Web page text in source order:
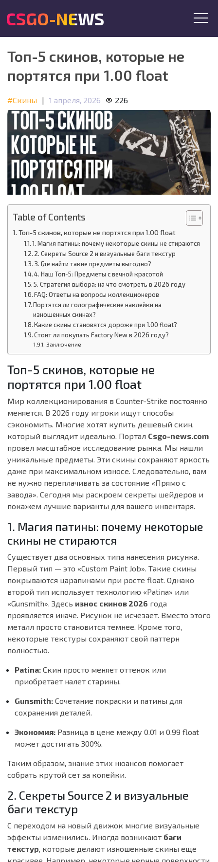
CSGO-NEWS
Топ-5 скинов, которые не
портятся при 1.00 float
#Скины | 1 апреля, 2026 226
Table of Contents
Топ-5 скинов, которые не портятся при 1.00 float
1. Магия патины: почему некоторые скины не стираются
2. Секреты Source 2 и визуальные баги текстур
3. Где найти такие предметы выгодно?
4. Наш Топ-5: Предметы с вечной красотой
5. Стратегия выбора: на что смотреть в 2026 году
FAQ: Ответы на вопросы коллекционеров
Портятся ли голографические наклейки на
изношенных скинах?
Какие скины становятся дороже при 1.00 float?
Стоит ли покупать Factory New в 2026 году?
Заключение
Топ-5 скинов, которые не
портятся при 1.00 float
Мир коллекционирования в Counter-Strike постоянно
меняется. В 2026 году игроки ищут способы
сэкономить. Многие хотят купить дешевый скин,
который выглядит идеально. Портал Csgo-news.com
провел масштабное исследование рынка. Мы нашли
уникальные предметы. Эти скины сохраняют яркость
даже при максимальном износе. Следовательно, вам
не нужно переплачивать за состояние «Прямо с
завода». Сегодня мы раскроем секреты шейдеров и
покажем лучшие варианты для вашего инвентаря.
1. Магия патины: почему некоторые
скины не стираются
Существует два основных типа нанесения рисунка.
Первый тип — это «Custom Paint Job». Такие скины
покрываются царапинами при росте float. Однако
второй тип использует технологию «Patina» или
«Gunsmith». Здесь износ скинов 2026 года
проявляется иначе. Рисунок не исчезает. Вместо этого
металл просто становится темнее. Кроме того,
некоторые текстуры сохраняют свой паттерн
полностью.
Patina: Скин просто меняет оттенок или
приобретает налет старины.
Gunsmith: Сочетание покраски и патины для
сохранения деталей.
Экономия: Разница в цене между 0.01 и 0.99 float
может достигать 300%.
Таким образом, знание этих нюансов помогает
собрать крутой сет за копейки.
2. Секреты Source 2 и визуальные
баги текстур
С переходом на новый движок многие визуальные
эффекты изменились. Иногда возникают баги
текстур, которые делают изношенные скины еще